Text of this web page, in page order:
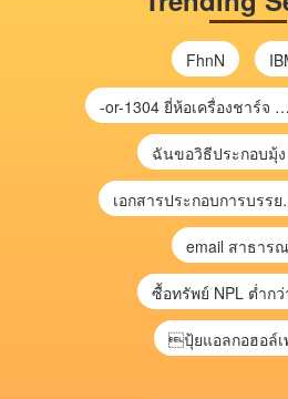
FhnN
-or-1304 ยี่ห้อเครื่องชาร์จ chargecore
เอกสารประกอบ
email สาธาร
ปุ้ยแอลกอฮอล์เ